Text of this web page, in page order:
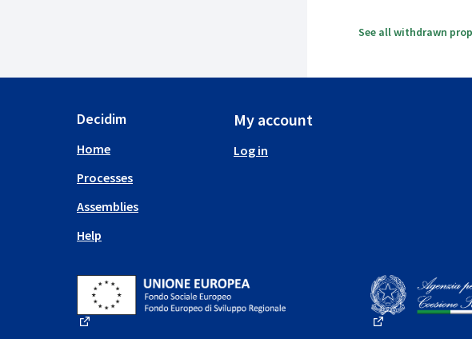
See all withdrawn
Decidim
Home
Processes
Assemblies
Help
My account
Log in